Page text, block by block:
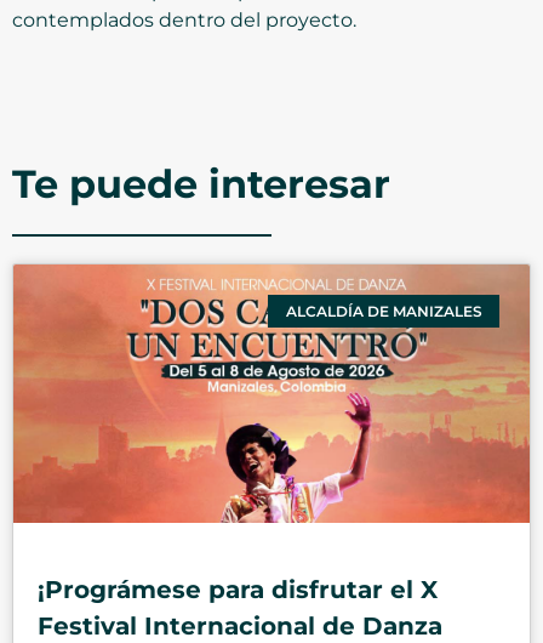
contemplados dentro del proyecto.
Te puede interesar
ALCALDÍA DE MANIZALES
¡Prográmese para disfrutar el X
Festival Internacional de Danza